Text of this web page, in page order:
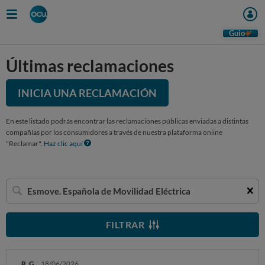
Guio
Últimas reclamaciones
INICIA UNA RECLAMACIÓN
En este listado podrás encontrar las reclamaciones públicas enviadas a distintas
compañías por los consumidores a través de nuestra plataforma online
"Reclamar". Haz clic aquí
Buscar
una
empresa
FILTRAR